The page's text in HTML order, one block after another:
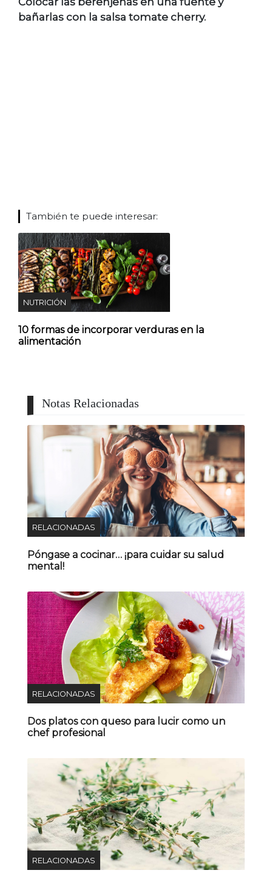
bañarlas con la salsa tomate cherry.
También te puede interesar:
NUTRICIÓN
10 formas de incorporar verduras en la
alimentación
Notas Relacionadas
RELACIONADAS
Póngase a cocinar… ¡para cuidar su salud
mental!
RELACIONADAS
Dos platos con queso para lucir como un
chef profesional
RELACIONADAS